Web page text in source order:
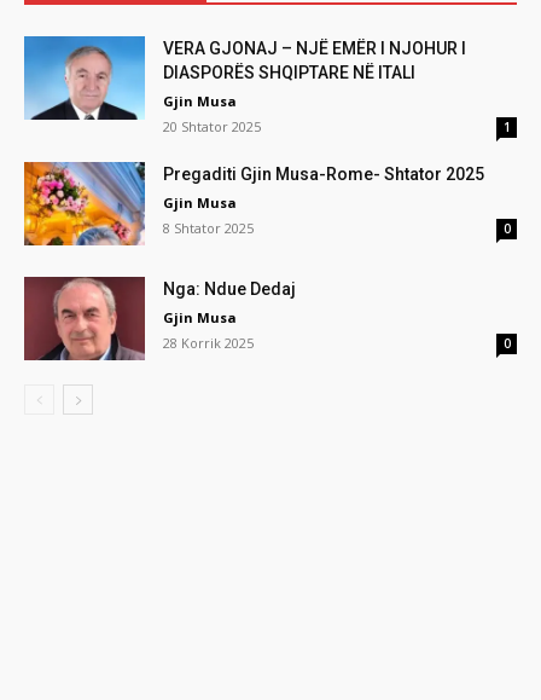
VERA GJONAJ – NJË EMËR I NJOHUR I
DIASPORËS SHQIPTARE NË ITALI
Gjin Musa
20 Shtator 2025
1
Pregaditi Gjin Musa-Rome- Shtator 2025
Gjin Musa
8 Shtator 2025
0
Nga: Ndue Dedaj
Gjin Musa
28 Korrik 2025
0